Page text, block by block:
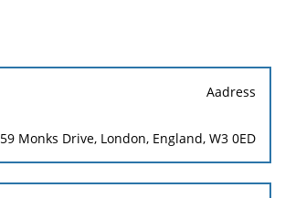
Aadress
59 Monks Drive, London, England, W3 0ED